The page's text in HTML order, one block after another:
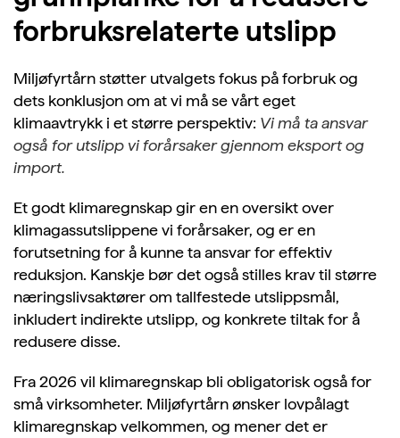
forbruksrelaterte utslipp
Miljøfyrtårn støtter utvalgets fokus på forbruk og
dets konklusjon om at vi må se vårt eget
klimaavtrykk i et større perspektiv: Vi må ta ansvar
også for utslipp vi forårsaker gjennom eksport og
import.
Et godt klimaregnskap gir en en oversikt over
klimagassutslippene vi forårsaker, og er en
forutsetning for å kunne ta ansvar for effektiv
reduksjon. Kanskje bør det også stilles krav til større
næringslivsaktører om tallfestede utslippsmål,
inkludert indirekte utslipp, og konkrete tiltak for å
redusere disse.
Fra 2026 vil klimaregnskap bli obligatorisk også for
små virksomheter. Miljøfyrtårn ønsker lovpålagt
klimaregnskap velkommen, og mener det er